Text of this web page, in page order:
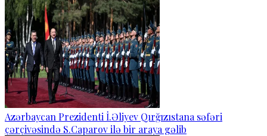
Azərbaycan Prezidenti İ.Əliyev Qırğızıstana səfəri
çərçivəsində S.Caparov ilə bir araya gəlib